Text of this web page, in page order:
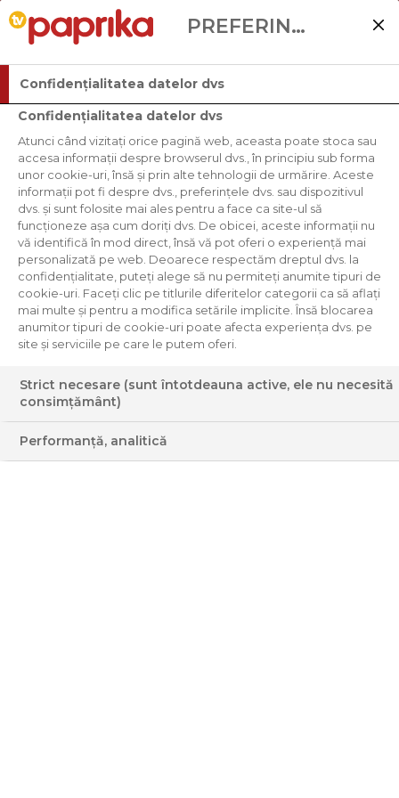
FRIPTURĂ DE VITĂ DE
SĂRBĂTOARE, CU
POLENTA ŞI VARZĂ DE
BRUXELLES
MEDIE
MEDIE
PREFERINȚELE UTILIZATORULUI
Confidențialitatea datelor dvs
Confidențialitatea datelor dvs
Atunci când vizitați orice pagină web, aceasta poate stoca sau
accesa informații despre browserul dvs., în principiu sub forma
unor cookie-uri, însă și prin alte tehnologii de urmărire. Aceste
informații pot fi despre dvs., preferințele dvs. sau dispozitivul
dvs. și sunt folosite mai ales pentru a face ca site-ul să
funcționeze așa cum doriți dvs. De obicei, aceste informații nu
vă identifică în mod direct, însă vă pot oferi o experiență mai
personalizată pe web. Deoarece respectăm dreptul dvs. la
confidențialitate, puteți alege să nu permiteți anumite tipuri de
cookie-uri. Faceți clic pe titlurile diferitelor categorii ca să aflați
mai multe și pentru a modifica setările implicite. Însă blocarea
anumitor tipuri de cookie-uri poate afecta experiența dvs. pe
site și serviciile pe care le putem oferi.
Strict necesare (sunt întotdeauna active, ele nu necesită
consimțământ)
Performanță, analitică